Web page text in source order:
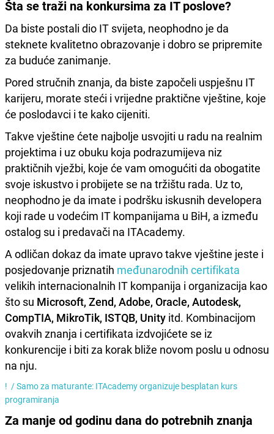
Šta se traži na konkursima za IT poslove?
Da biste postali dio IT svijeta, neophodno je da
steknete kvalitetno obrazovanje i dobro se pripremite
za buduće zanimanje.
Pored stručnih znanja, da biste započeli uspješnu IT
karijeru, morate steći i vrijedne praktične vještine, koje
će poslodavci i te kako cijeniti.
Takve vještine ćete najbolje usvojiti u radu na realnim
projektima i uz obuku koja podrazumijeva niz
praktičnih vježbi, koje će vam omogućiti da obogatite
svoje iskustvo i probijete se na tržištu rada. Uz to,
neophodno je da imate i podršku iskusnih developera
koji rade u vodećim IT kompanijama u BiH, a između
ostalog su i predavači na ITAcademy.
A odličan dokaz da imate upravo takve vještine jeste i
posjedovanje priznatih međunarodnih certifikata
velikih internacionalnih IT kompanija i organizacija kao
što su Microsoft, Zend, Adobe, Oracle, Autodesk,
CompTIA, MikroTik, ISTQB, Unity itd. Kombinacijom
ovakvih znanja i certifikata izdvojićete se iz
konkurencije i biti za korak bliže novom poslu u odnosu
na nju.
! /Samo za maturante: ITAcademy organizuje besplatan kurs
programiranja
Za manje od godinu dana do potrebnih znanja